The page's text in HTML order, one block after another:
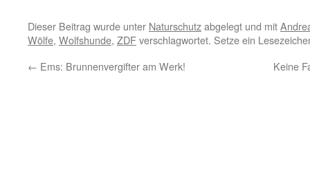
Dieser Beitrag wurde unter Naturschutzabgelegt und mit
Wölfe, Wolfshunde, ZDFverschlagwortet. Setze ein
← Ems: Brunnenvergifter am Werk! Keine